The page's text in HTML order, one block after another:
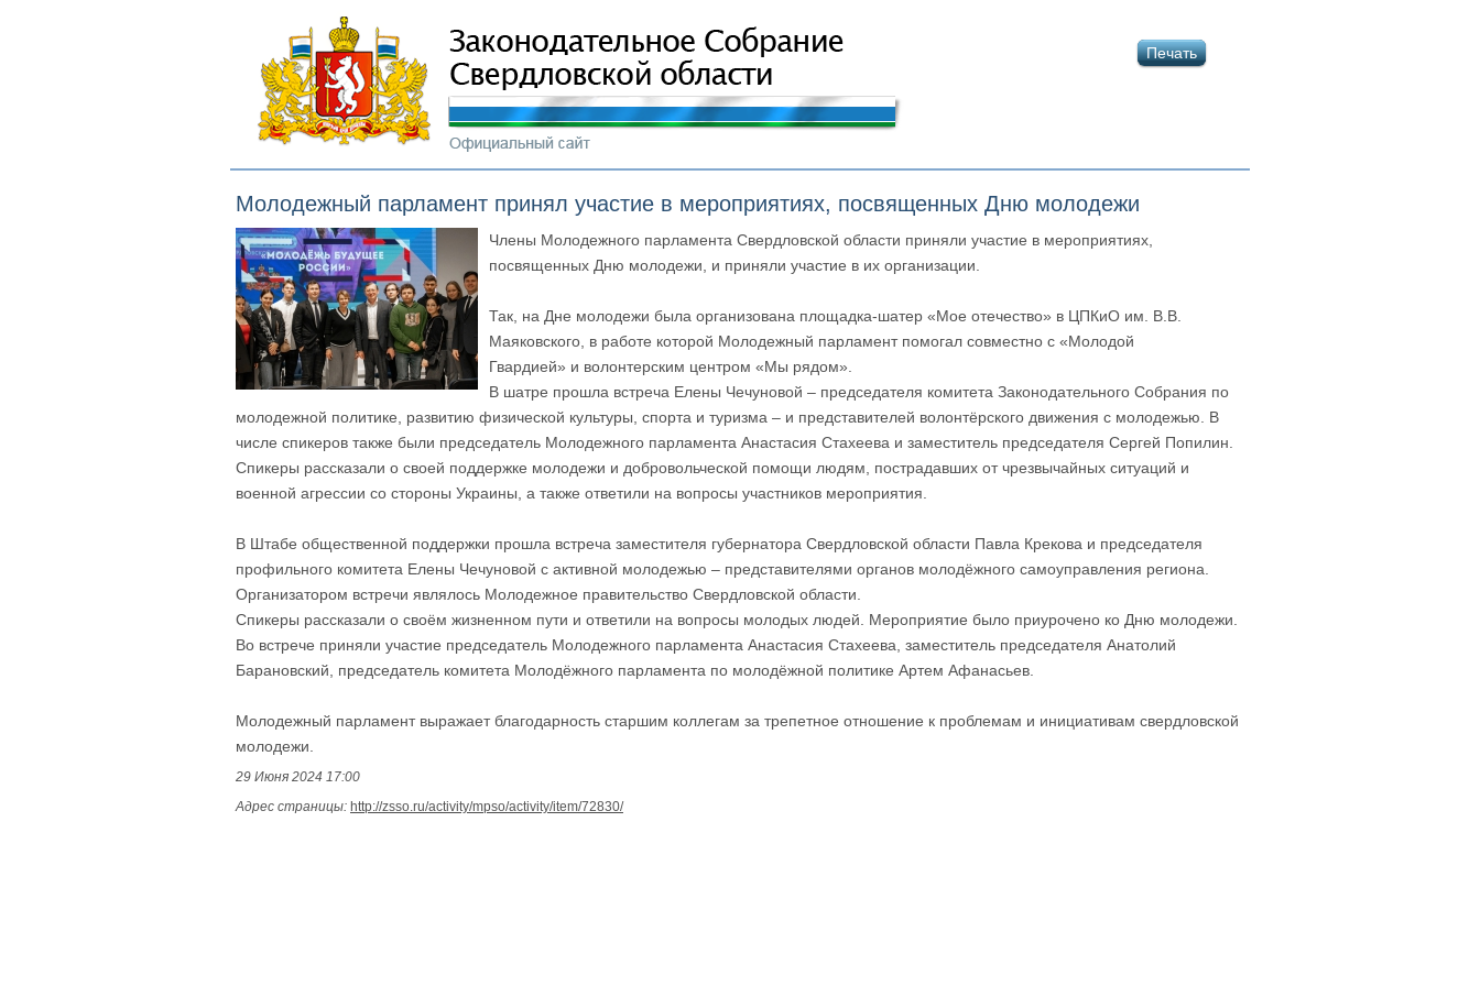
Печать
Молодежный парламент принял участие в мероприятиях, посвященных Дню молодежи
Члены Молодежного парламента Свердловской области приняли участие в мероприятиях,
посвященных Дню молодежи, и приняли участие в их организации.
Так, на Дне молодежи была организована площадка-шатер «Мое отечество» в ЦПКиО им. В.В.
Маяковского, в работе которой Молодежный парламент помогал совместно с «Молодой
Гвардией» и волонтерским центром «Мы рядом».
В шатре прошла встреча Елены Чечуновой – председателя комитета Законодательного Собрания по
молодежной политике, развитию физической культуры, спорта и туризма – и представителей волонтёрского движения с молодежью. В
числе спикеров также были председатель Молодежного парламента Анастасия Стахеева и заместитель председателя Сергей Попилин.
Спикеры рассказали о своей поддержке молодежи и добровольческой помощи людям, пострадавших от чрезвычайных ситуаций и
военной агрессии со стороны Украины, а также ответили на вопросы участников мероприятия.
В Штабе общественной поддержки прошла встреча заместителя губернатора Свердловской области Павла Крекова и председателя
профильного комитета Елены Чечуновой с активной молодежью – представителями органов молодёжного самоуправления региона.
Организатором встречи являлось Молодежное правительство Свердловской области.
Спикеры рассказали о своём жизненном пути и ответили на вопросы молодых людей. Мероприятие было приурочено ко Дню молодежи.
Во встрече приняли участие председатель Молодежного парламента Анастасия Стахеева, заместитель председателя Анатолий
Барановский, председатель комитета Молодёжного парламента по молодёжной политике Артем Афанасьев.
Молодежный парламент выражает благодарность старшим коллегам за трепетное отношение к проблемам и инициативам свердловской
молодежи.
29 Июня 2024 17:00
Адрес страницы: http://zsso.ru/activity/mpso/activity/item/72830/